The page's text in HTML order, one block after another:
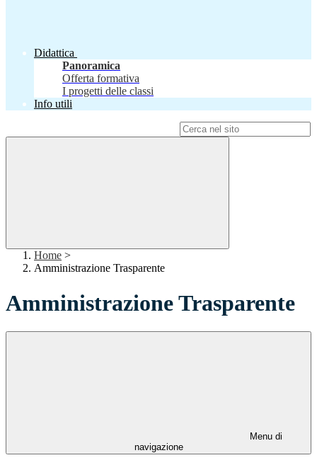
Didattica
Panoramica
Offerta formativa
I progetti delle classi
Info utili
Home >
Amministrazione Trasparente
Amministrazione Trasparente
Menu di
navigazione